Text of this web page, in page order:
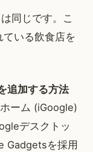
同じです。こ
いる飲食店を
追加する方法
ーム (iGoogle)
デスクトッ
Gadgetsを採用